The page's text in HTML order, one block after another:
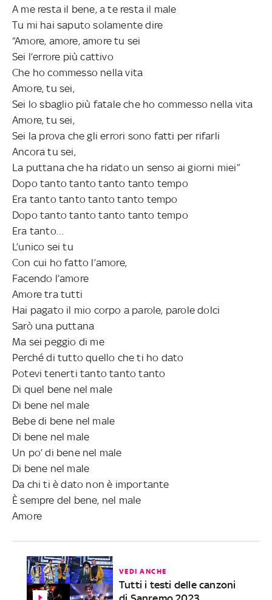
A me resta il bene, a te resta il male
Tu mi hai saputo solamente dire
“Amore, amore, amore tu sei
Sei l’errore più cattivo
Che ho commesso nella vita
Amore, tu sei,
Sei lo sbaglio più fatale che ho commesso nella vita
Amore, tu sei,
Sei la prova che gli errori sono fatti per rifarli
Ancora tu sei,
La puttana che ha ridato un senso ai giorni miei”
Dopo tanto tanto tanto tanto tempo
Era tanto tanto tanto tanto tempo
Dopo tanto tanto tanto tanto tempo
Era tanto…
L’unico sei tu
Con cui ho fatto l’amore,
Facendo l’amore
Amore tra tutti
Hai pagato il mio corpo a parole, parole dolci
Sarò una puttana
Ma sei peggio di me
Perché di tutto quello che ti ho dato
Potevi tenerti tanto tanto tanto
Di quel bene nel male
Di bene nel male
Bebe di bene nel male
Di bene nel male
Un po’ di bene nel male
Di bene nel male
Da chi ti è dato non è importante
È sempre del bene, nel male
Amore
VEDI ANCHE
Tutti i testi delle canzoni